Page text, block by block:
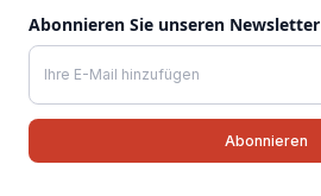
Abonnieren Sie unseren Newsletter